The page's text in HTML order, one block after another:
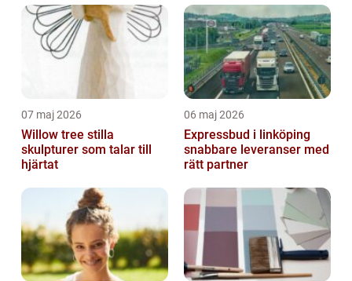
07 maj 2026
Willow tree stilla
skulpturer som talar till
hjärtat
06 maj 2026
Expressbud i linköping
snabbare leveranser med
rätt partner